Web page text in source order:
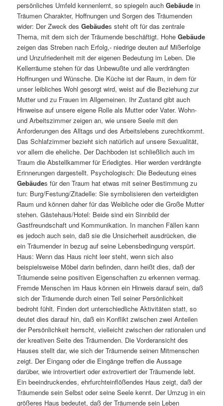
persönliches Umfeld kennenlernt, so spiegeln auchGebäude in
Träumen Charakter, Hoffnungen und Sorgen des Träumenden
wider: Der Zweck desGebäudes steht oft für das zentrale
Thema, mit dem sich der Träumende beschäftigt. HoheGebäude
zeigen das Streben nach Erfolg,- niedrige deuten auf Mißerfolge
und Unzufriedenheit mit der eigenen Bedeutung im Leben. Die
Kellerräume stehen für das Unbewußte und alle verdrängten
Hoffnungen und Wünsche. Die Küche ist der Raum, in dem für
unser leibliches Wohl gesorgt wird, weist auf die Beziehung zur
Mutter und zu Frauen im Allgemeinen. Ihr Zustand gibt auch
Hinweise auf unsere eigene Rolle als Mutter oder Vater. Wohn-
und Arbeitszimmer zeigen an, wie unsere Seele mit den
Anforderungen des Alltags und des Arbeitslebens zurechtkommt.
Das Schlafzimmer bezieht sich natürlich auf unsere Sexualität,
vor allem die eheliche. Der Dachboden ist schließlich auch im
Traum die Abstellkammer für Erledigtes. Hier werden verdrängte
Erinnerungen dargestellt. Psychologisch: Die Bedeutung eines
Gebäudes für den Traum hat etwas mit seiner Bestimmung zu
tun: Burg/Festung/Zitadelle: Sie symbolisieren den verteidigten
Raum und können daher für das Weibliche oder die Große Mutter
stehen. Gästehaus/Hotel: Beide sind ein Sinnbild der
Gastfreundschaft und Kommunikation. In manchen Fällen kann
es jedoch auch sein, daß sie die Unsicherheit ausdrücken, die
ein Träumender in bezug auf seine Lebensbedingung verspürt.
Haus: Wenn das Haus nicht leer steht, wenn sich also
beispielsweise Möbel darin befinden, dann heißt dies, daß der
Träumende seine positiven Eigenschaften zu erkennen vermag.
Fremde Menschen im Haus können ein Hinweis darauf sein, daß
sich der Träumende durch einen Teil seiner Persönlichkeit
bedroht fühlt. Finden dort unterschiedliche Aktivitäten statt, so
deutet dies darauf hin, daß ein Konflikt zwischen zwei Anteilen
der Persönlichkeit herrscht, vielleicht zwischen der rationalen und
der kreativen Seite des Träumenden. Die Vorderansicht des
Hauses stellt dar, wie sich der Träumende seinen Mitmenschen
zeigt. Der Eingang oder die Eingänge treffen die Aussage
darüber, wie introvertiert oder extrovertiert der Träumende lebt.
Ein beeindruckendes, ehrfurchteinflößendes Haus zeigt, daß der
Träumende sein Selbst oder seine Seele kennt. Der Umzug in ein
größeres Haus bedeutet, daß der Träumende sein Leben